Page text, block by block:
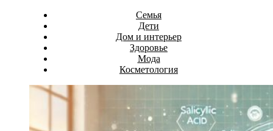
Семья
Дети
Дом и интерьер
Здоровье
Мода
Косметология